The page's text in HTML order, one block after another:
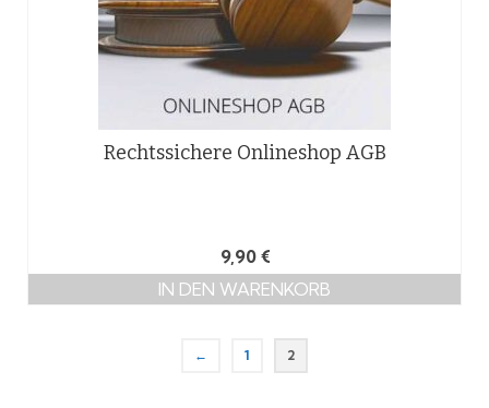
Rechtssichere Onlineshop AGB
9,90 €
IN DEN WARENKORB
← 1 2